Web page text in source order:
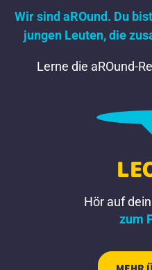
Wir sind aROund. Du
jungen Leuten, die
Lerne die aROund-
Hör auf
zum